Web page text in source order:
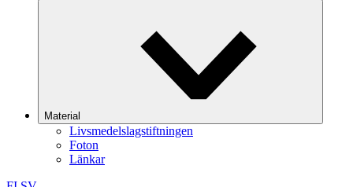
Material
Livsmedelslagstiftningen
Foton
Länkar